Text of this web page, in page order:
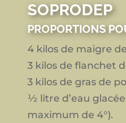
SOPRODEP
PROPORTIONS
4 kilos de maigre
3 kilos de flanchet
3 kilos de gras de
½ litre d’eau
maximum de 4°).